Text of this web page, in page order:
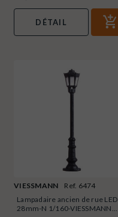
DÉTAIL
VIESSMANN
Ref. 6474
Lampadaire ancien de rue LED
28mm-N 1/160-VIESSMANN...